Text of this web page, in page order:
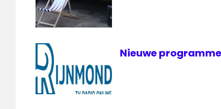
Radio
Rijnmond
Nieuwe